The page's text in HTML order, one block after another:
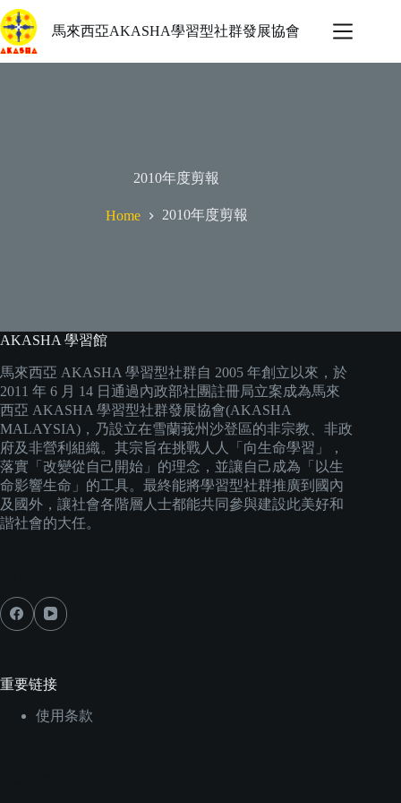
Skip
to
content
馬來西亞AKASHA學習型社群發展協會
2010年度剪報
Home 2010年度剪報
AKASHA 學習館
馬來西亞 AKASHA 學習型社群自 2005 年創立以來，於
2011 年 6 月 14 日通過內政部社團註冊局立案成為馬來
西亞 AKASHA 學習型社群發展協會(AKASHA
MALAYSIA)，乃設立在雪蘭莪州沙登區的非宗教、非政
府及非營利組織。其宗旨在挑戰人人「向生命學習」，
落實「改變從自己開始」的理念，並讓自己成為「以生
命影響生命」的工具。最終能將學習型社群推廣到國內
及國外，讓社會各階層人士都能共同參與建設此美好和
諧社會的大任。
重要链接
使用条款